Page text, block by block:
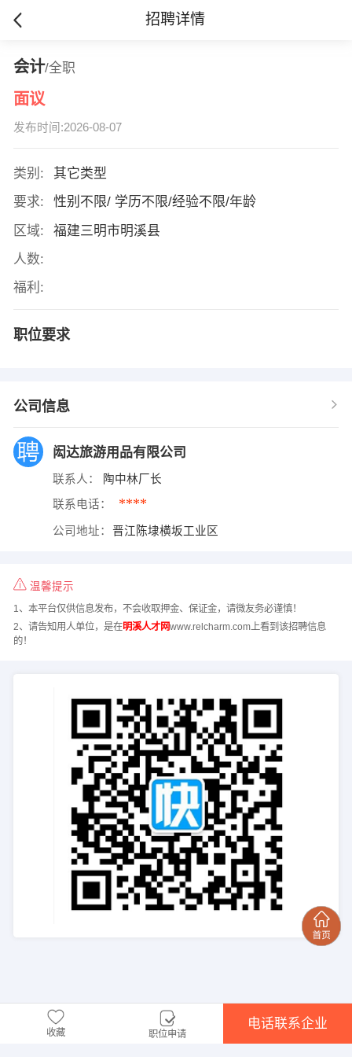
招聘详情
会计/全职
面议
发布时间:2026-08-07
类别:
其它类型
要求:
性别不限/ 学历不限/经验不限/年龄
区域:
福建三明市明溪县
人数:
福利:
职位要求
公司信息
闳达旅游用品有限公司
联系人： 陶中林厂长
联系电话： ****
公司地址： 晋江陈埭横坂工业区
温馨提示
1、本平台仅供信息发布，不会收取押金、保证金，请微友务必谨慎！
2、请告知用人单位，是在明溪人才网www.relcharm.com上看到该招聘信息
的！
收藏 职位申请
电话联系企业